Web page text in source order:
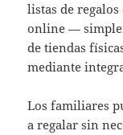
listas de
online —
de tiendas
mediante
Los familiares
a regalar sin